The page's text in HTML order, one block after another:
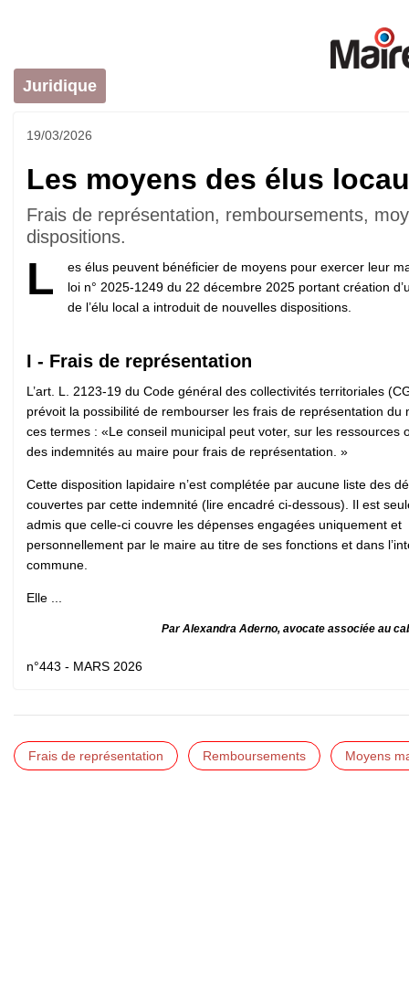
Juridique
19/03/2026
Les moyens des élus
Frais de représentation, remboursements,
dispositions.
L
es élus peuvent bénéficier de moyens pour exercer leur
loi n° 2025-1249 du 22 décembre 2025 portant création
de l’élu local a introduit de nouvelles dispositions.
I - Frais de représentation
L’art. L. 2123-19 du Code général des collectivités territoriales
prévoit la possibilité de rembourser les frais de représentation du
ces termes : «Le conseil municipal peut voter, sur les ressources
des indemnités au maire pour frais de représentation. »
Cette disposition lapidaire n’est complétée par aucune liste des
couvertes par cette indemnité (lire encadré ci-dessous). Il est
admis que celle-ci couvre les dépenses engagées uniquement et
personnellement par le maire au titre de ses fonctions et dans
commune.
Elle ...
Par Alexandra Aderno, avocate associée au
n°443 - MARS 2026
Frais de représentation Remboursements Moyens